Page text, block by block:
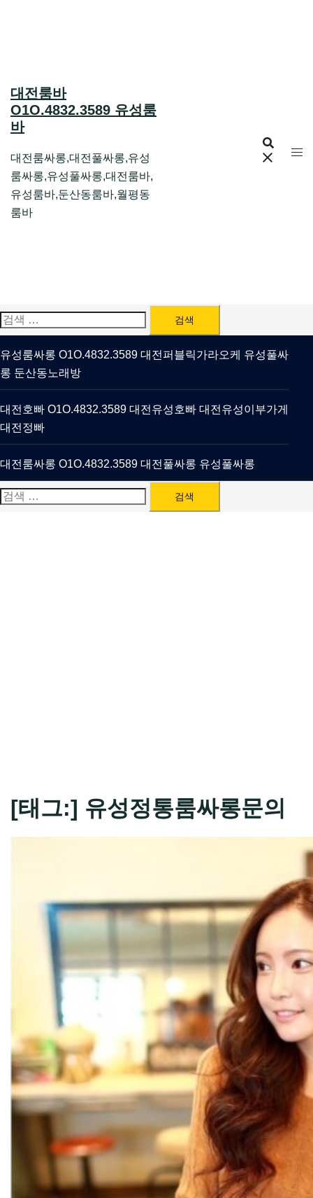
대전룸바
O1O.4832.3589 유성룸
바
대전룸싸롱,대전풀싸롱,유성
룸싸롱,유성풀싸롱,대전룸바,
유성룸바,둔산동룸바,월평동
룸바
검
색:
유성룸싸롱 O1O.4832.3589 대전퍼블릭가라오케 유성풀싸
롱 둔산동노래방
대전호빠 O1O.4832.3589 대전유성호빠 대전유성이부가게
대전정빠
대전룸싸롱 O1O.4832.3589 대전풀싸롱 유성풀싸롱
검
[태그:] 유성정통룸싸롱문의